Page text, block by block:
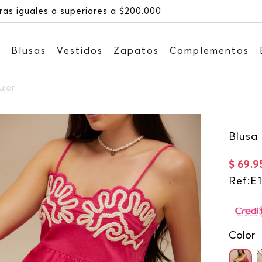
Recibe: 15%OFF suscribiéndote a nuestro
Blusas Vestidos Zapatos Complementos
$ 69.
Ref:
Color